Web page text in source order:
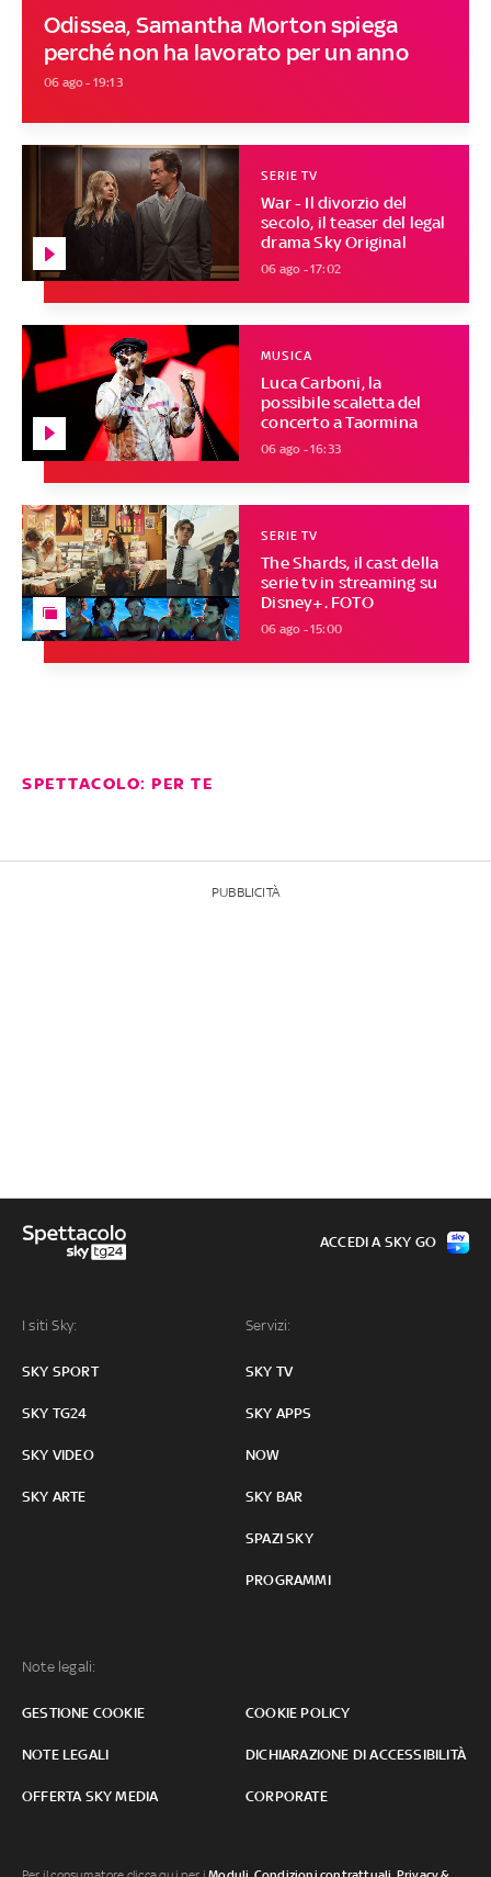
Odissea, Samantha Morton spiega
perché non ha lavorato per un anno
06 ago - 19:13
War - Il divorzio del
secolo, il teaser del legal
drama Sky Original
SERIE TV
06 ago - 17:02
Luca Carboni, la
possibile scaletta del
concerto a Taormina
MUSICA
06 ago - 16:33
The Shards, il cast della
serie tv in streaming su
Disney+. FOTO
SERIE TV
06 ago - 15:00
SPETTACOLO: PER TE
PUBBLICITÀ
I siti Sky:
SKY SPORT
SKY TG24
SKY VIDEO
SKY ARTE
Servizi:
SKY TV
SKY APPS
NOW
SKY BAR
SPAZI SKY
PROGRAMMI
Note legali:
GESTIONE COOKIE COOKIE POLICY
NOTE LEGALI DICHIARAZIONE DI ACCESSIBILITÀ
OFFERTA SKY MEDIA CORPORATE
ACCEDI A SKY GO